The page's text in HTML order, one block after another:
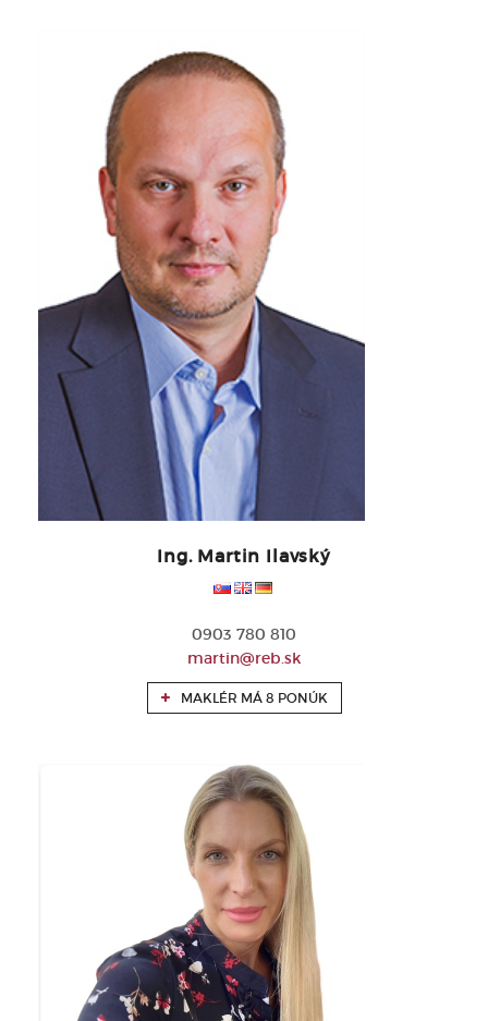
Ing. Martin Ilavský
0903 780 810
martin@reb.sk
MAKLÉR MÁ 8 PONÚK